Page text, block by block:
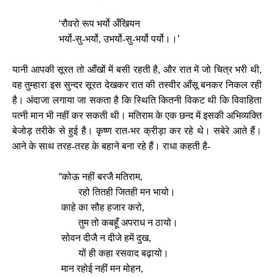
‘रौवरो रूप भर्यो अँखियन
भर्यो-सु-भर्यो, उभर्यो-सु-भर्यो पर्यो।। ’
यानी आपकी सूरत तो आँखों में बसी रहती है, और रात में जो चित्र भरी थी,
वह तुम्हारा इस सुन्दर सूरत देखकर रात की तस्वीर आँसू बनकर निकल रही
है। अंदाजा लगाया जा सकता है कि स्थिति कितनी विकट थी कि विवाहिता
पत्नी मान भी नहीं कर सकती थी। मतिराम के एक छन्द में इसकी अभिव्यक्ति
बेजोड़ तरीके से हुई है। कृष्ण रात-भर क्रीड़ा कर रहे थे। सबेरे आते हैं।
आने के साथ तरह-तरह के बहाने बना रहे हैं। राधा कहती है-
“कोऊ नहीं बरजै मतिराम,
रहो तितही जितही मन भायो।
काहे का सौह हजार करो,
तुम तो कबहूँ अपराध न ठायो।
सोवन दीजै न दीजे हमें दुख,
यों ही कहा रसवाद बढ़ायो।
मान रहोई नहीं मन मोहन,